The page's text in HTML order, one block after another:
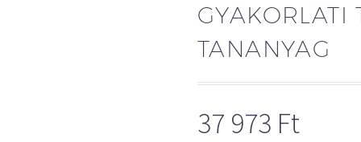
GYAKORLATI
TANANYAG
37 973 Ft